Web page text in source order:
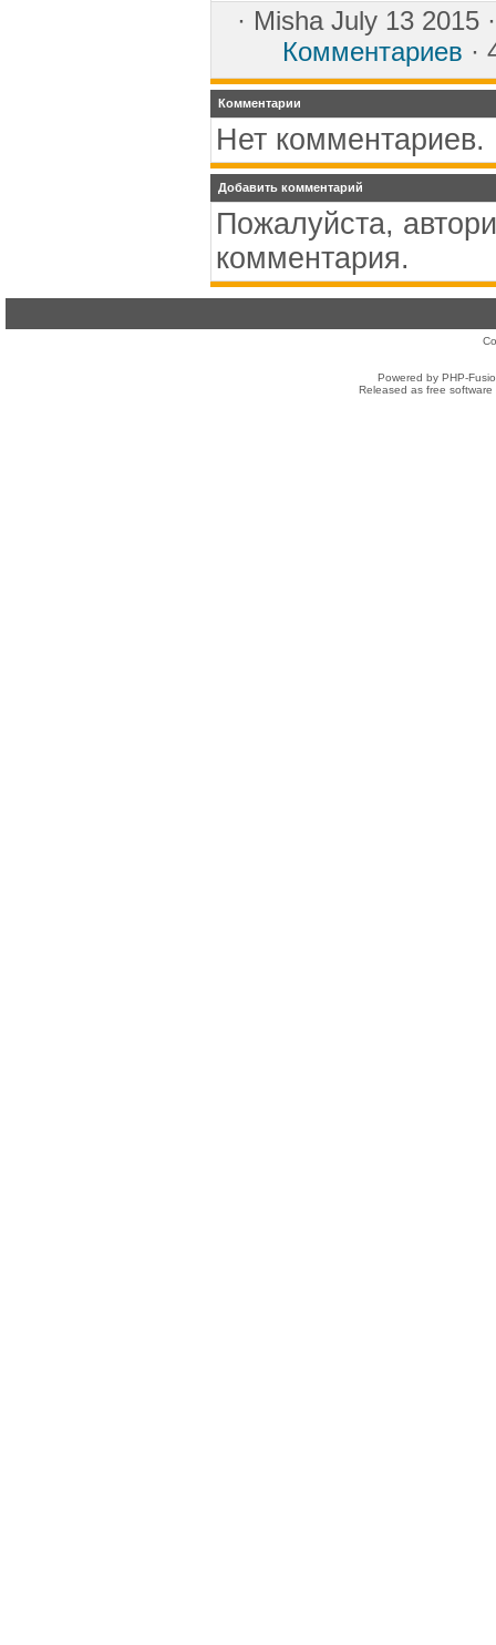
· MishaJuly 13 2015
Комментариев ·
Комментарии
Нет комментариев.
Добавить комментарий
Пожалуйста,
комментария.
Powered by PHP-
Released as free